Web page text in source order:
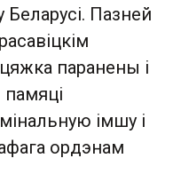
Беларусі. Пазней
паранены і
імшу і
ордэнам